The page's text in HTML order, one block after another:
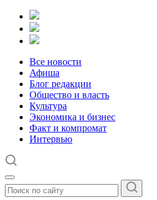
Все новости
Афиша
Блог редакции
Общество и власть
Культура
Экономика и бизнес
Факт и компромат
Интервью